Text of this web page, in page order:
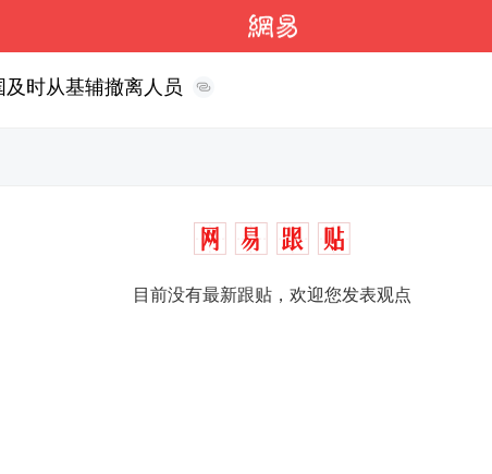
时从基辅撤离人员
目前没有最新跟贴，欢迎您发表观点